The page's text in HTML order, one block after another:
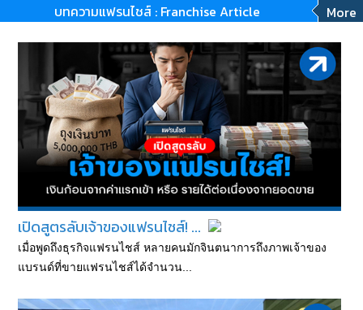
บทความแฟรนไชส์ : Franchise Article More
เปิดสูตรลับเจ้าของแฟรนไชส์! ...
เมื่อพูดถึงธุรกิจแฟรนไชส์ หลายคนมักจินตนาการถึงภาพเจ้าของ
แบรนด์ที่ขายแฟรนไชส์ได้จำนวน...